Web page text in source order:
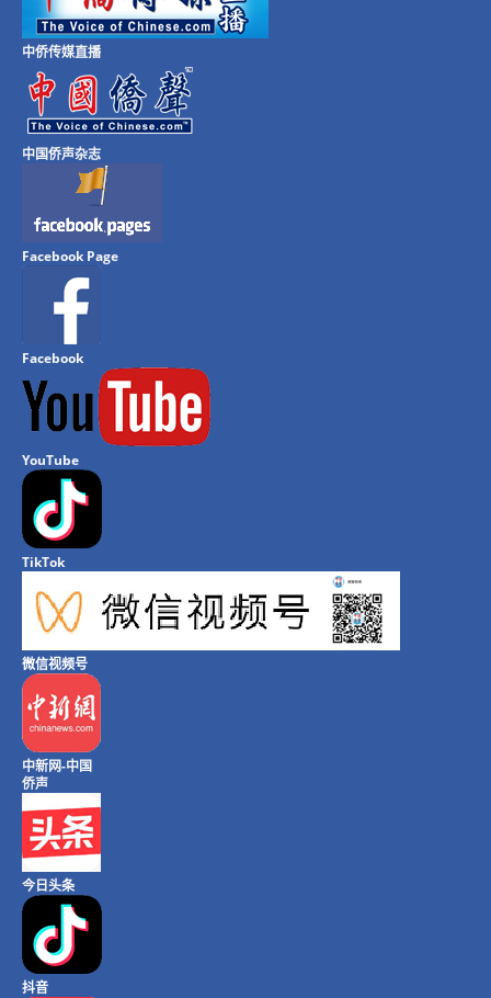
中侨传媒直播
中国侨声杂志
Facebook Page
Facebook
YouTube
TikTok
微信视频号
中新网-中国
侨声
今日头条
抖音